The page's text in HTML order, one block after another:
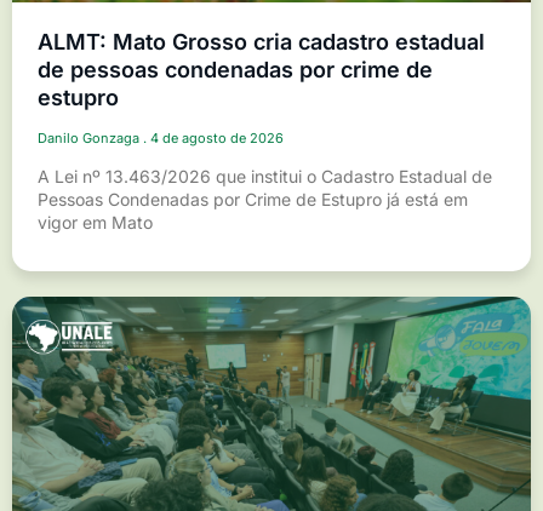
ALMT: Mato Grosso cria cadastro estadual
de pessoas condenadas por crime de
estupro
Danilo Gonzaga 4 de agosto de 2026
A Lei nº 13.463/2026 que institui o Cadastro Estadual de
Pessoas Condenadas por Crime de Estupro já está em
vigor em Mato